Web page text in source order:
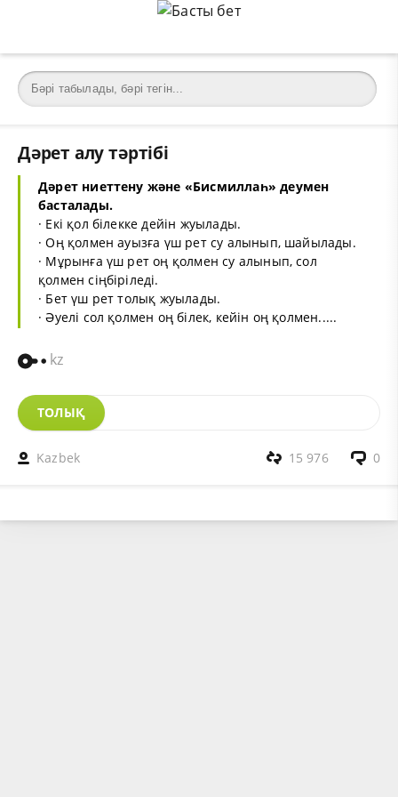
Дәрет алу тәртібі
Дәрет ниеттену және «Бисмиллаһ» деумен
басталады.
· Екі қол білекке дейін жуылады.
· Оң қолмен ауызға үш рет су алынып, шайылады.
· Мұрынға үш рет оң қолмен су алынып, сол
қолмен сіңбіріледі.
· Бет үш рет толық жуылады.
· Әуелі сол қолмен оң білек, кейін оң қолмен.....
kz
ТОЛЫҚ
Kazbek 0
15 976